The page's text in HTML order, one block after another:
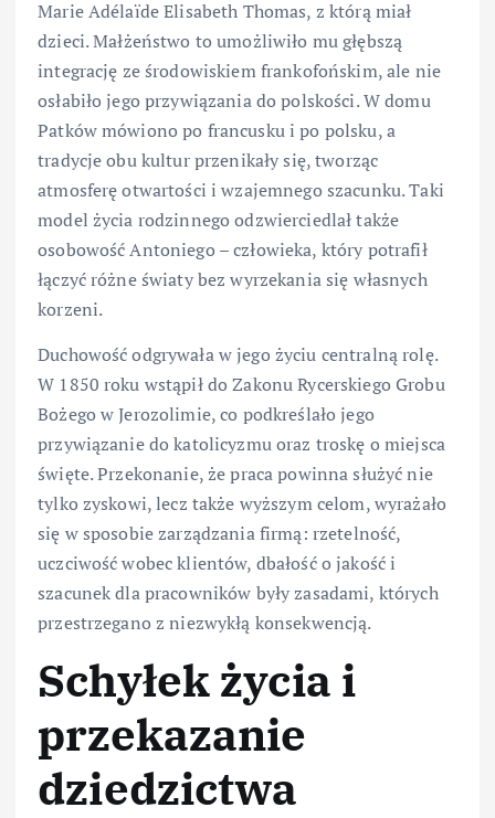
Marie Adélaïde Elisabeth Thomas, z którą miał
dzieci. Małżeństwo to umożliwiło mu głębszą
integrację ze środowiskiem frankofońskim, ale nie
osłabiło jego przywiązania do polskości. W domu
Patków mówiono po francusku i po polsku, a
tradycje obu kultur przenikały się, tworząc
atmosferę otwartości i wzajemnego szacunku. Taki
model życia rodzinnego odzwierciedlał także
osobowość Antoniego – człowieka, który potrafił
łączyć różne światy bez wyrzekania się własnych
korzeni.
Duchowość odgrywała w jego życiu centralną rolę.
W 1850 roku wstąpił do Zakonu Rycerskiego Grobu
Bożego w Jerozolimie, co podkreślało jego
przywiązanie do katolicyzmu oraz troskę o miejsca
święte. Przekonanie, że praca powinna służyć nie
tylko zyskowi, lecz także wyższym celom, wyrażało
się w sposobie zarządzania firmą: rzetelność,
uczciwość wobec klientów, dbałość o jakość i
szacunek dla pracowników były zasadami, których
przestrzegano z niezwykłą konsekwencją.
Schyłek życia i
przekazanie
dziedzictwa